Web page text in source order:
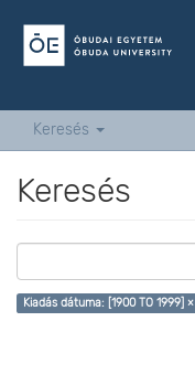
Keresés
Keresés
Kiadás dátuma: [1900 TO 1999] ×